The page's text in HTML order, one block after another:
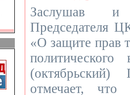
Заслушав и
Председателя
«О защите прав
отмечает, что